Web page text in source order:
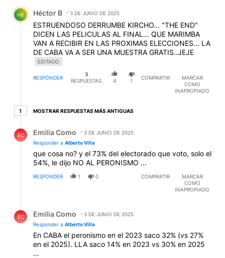
Comentario de Héctor B.
HB Héctor B 3 DE JUNIO DE 2025
ESTRUENDOSO DERRUMBE KIRCHO... "THE END"
DICEN LAS PELICULAS AL FINAL... QUE MARIMBA
VAN A RECIBIR EN LAS PROXIMAS ELECCIONES... LA
DE CABA VA A SER UNA MUESTRA GRATIS..JEJE
EDITADO
RESPONDER
3
RESPUESTAS
4 1
COMPARTIR
MARCAR
COMO
INAPROPIADO
11 respuesta más antiguas
MOSTRAR RESPUESTAS MÁS ANTIGUAS
EC Emilia Como
3 DE JUNIO DE 2025
Responder a Alberto Villa
que cosa no? y el 73% del electorado que voto, solo el
54%, le dijo NO AL PERONISMO ...
RESPONDER 1 0 COMPARTIR
MARCAR
COMO
INAPROPIADO
EC Emilia Como
3 DE JUNIO DE 2025
Responder a Alberto Villa
En CABA el peronismo en el 2023 saco 32% (vs 27%
en el 2025). LLA saco 14% en 2023 vs 30% en 2025
...